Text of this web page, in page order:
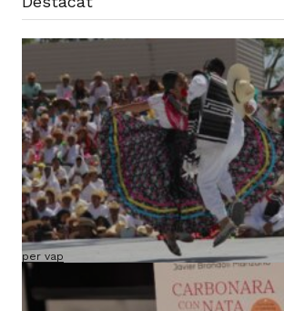
Ruta VAP per Mèxic (sortida
ja tancat)
per vap